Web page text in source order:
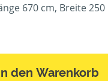
670 cm, Breite
den Warenkorb